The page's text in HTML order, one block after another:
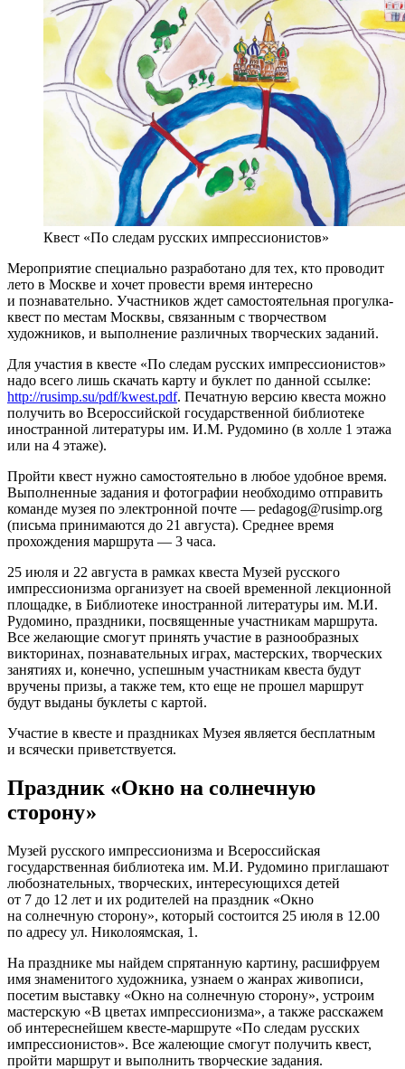
Квест «По следам русских импрессионистов»
Мероприятие специально разработано для тех, кто проводит
лето в Москве и хочет провести время интересно
и познавательно. Участников ждет самостоятельная прогулка-
квест по местам Москвы, связанным с творчеством
художников, и выполнение различных творческих заданий.
Для участия в квесте «По следам русских импрессионистов»
надо всего лишь скачать карту и буклет по данной ссылке:
http://rusimp.su/pdf/kwest.pdf. Печатную версию квеста можно
получить во Всероссийской государственной библиотеке
иностранной литературы им. И.М. Рудомино (в холле 1 этажа
или на 4 этаже).
Пройти квест нужно самостоятельно в любое удобное время.
Выполненные задания и фотографии необходимо отправить
команде музея по электронной почте — pedagog@rusimp.org
(письма принимаются до 21 августа). Среднее время
прохождения маршрута — 3 часа.
25 июля и 22 августа в рамках квеста Музей русского
импрессионизма организует на своей временной лекционной
площадке, в Библиотеке иностранной литературы им. М.И.
Рудомино, праздники, посвященные участникам маршрута.
Все желающие смогут принять участие в разнообразных
викторинах, познавательных играх, мастерских, творческих
занятиях и, конечно, успешным участникам квеста будут
вручены призы, а также тем, кто еще не прошел маршрут
будут выданы буклеты с картой.
Участие в квесте и праздниках Музея является бесплатным
и всячески приветствуется.
Праздник «Окно на солнечную
сторону»
Музей русского импрессионизма и Всероссийская
государственная библиотека им. М.И. Рудомино приглашают
любознательных, творческих, интересующихся детей
от 7 до 12 лет и их родителей на праздник «Окно
на солнечную сторону», который состоится 25 июля в 12.00
по адресу ул. Николоямская, 1.
На празднике мы найдем спрятанную картину, расшифруем
имя знаменитого художника, узнаем о жанрах живописи,
посетим выставку «Окно на солнечную сторону», устроим
мастерскую «В цветах импрессионизма», а также расскажем
об интереснейшем квесте-маршруте «По следам русских
импрессионистов». Все жалеющие смогут получить квест,
пройти маршрут и выполнить творческие задания.